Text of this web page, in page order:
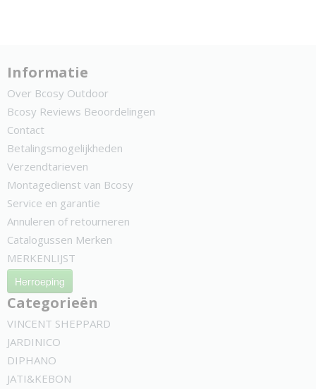
Informatie
Over Bcosy Outdoor
Bcosy Reviews Beoordelingen
Contact
Betalingsmogelijkheden
Verzendtarieven
Montagedienst van Bcosy
Service en garantie
Annuleren of retourneren
Catalogussen Merken
MERKENLIJST
Herroeping
Categorieën
VINCENT SHEPPARD
JARDINICO
DIPHANO
JATI&KEBON